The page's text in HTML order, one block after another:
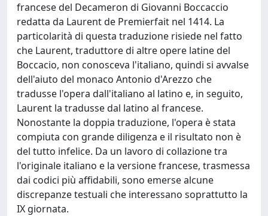
francese del Decameron di Giovanni Boccaccio
redatta da Laurent de Premierfait nel 1414. La
particolarità di questa traduzione risiede nel fatto
che Laurent, traduttore di altre opere latine del
Boccacio, non conosceva l'italiano, quindi si avvalse
dell'aiuto del monaco Antonio d'Arezzo che
tradusse l'opera dall'italiano al latino e, in seguito,
Laurent la tradusse dal latino al francese.
Nonostante la doppia traduzione, l'opera è stata
compiuta con grande diligenza e il risultato non è
del tutto infelice. Da un lavoro di collazione tra
l'originale italiano e la versione francese, trasmessa
dai codici più affidabili, sono emerse alcune
discrepanze testuali che interessano soprattutto la
IX giornata.